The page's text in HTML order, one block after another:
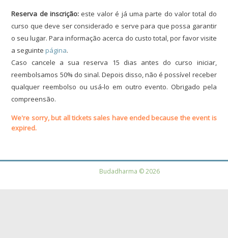
Reserva de inscrição: este valor é já uma parte do valor total do
curso que deve ser considerado e serve para que possa garantir
o seu lugar. Para informação acerca do custo total, por favor visite
a seguinte página.
Caso cancele a sua reserva 15 dias antes do curso iniciar,
reembolsamos 50% do sinal. Depois disso, não é possível receber
qualquer reembolso ou usá-lo em outro evento. Obrigado pela
compreensão.
We're sorry, but all tickets sales have ended because the event is
expired.
Budadharma © 2026